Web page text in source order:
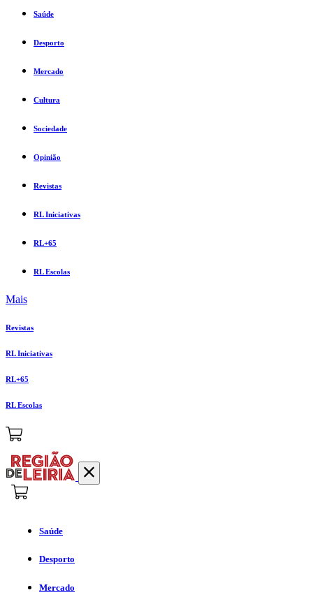
Saúde
Desporto
Mercado
Cultura
Sociedade
Opinião
Revistas
RL Iniciativas
RL+65
RL Escolas
Mais
Revistas
RL Iniciativas
RL+65
RL Escolas
Saúde
Desporto
Mercado